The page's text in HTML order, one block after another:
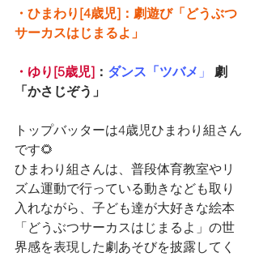
・ひまわり[4歳児]：劇遊び「どうぶつ
サーカスはじまるよ」
・ゆり[5歳児] ： ダンス「ツバメ 」
劇
「かさじぞう」
トップバッターは4歳児ひまわり組さん
です🌻
ひまわり組さんは、普段体育教室やリ
ズム運動で行っている動きなども取り
入れながら、子ども達が大好きな絵本
「どうぶつサーカスはじまるよ」の世
界感を表現した劇あそびを披露してく